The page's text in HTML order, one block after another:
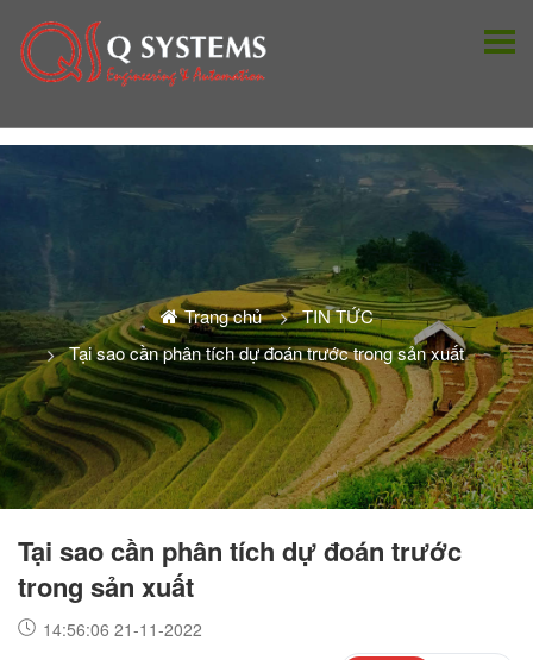
Trang chủ
TIN TỨC
Tại sao cần phân tích dự đoán trước trong sản xuất
Tại sao cần phân tích dự đoán trước
trong sản xuất
14:56:06 21-11-2022